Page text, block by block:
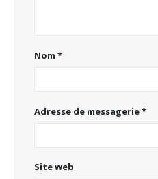
Nom *
Adresse de messagerie*
Site web